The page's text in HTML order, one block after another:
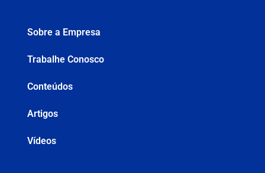
Sobre a Empresa
Trabalhe Conosco
Conteúdos
Artigos
Vídeos